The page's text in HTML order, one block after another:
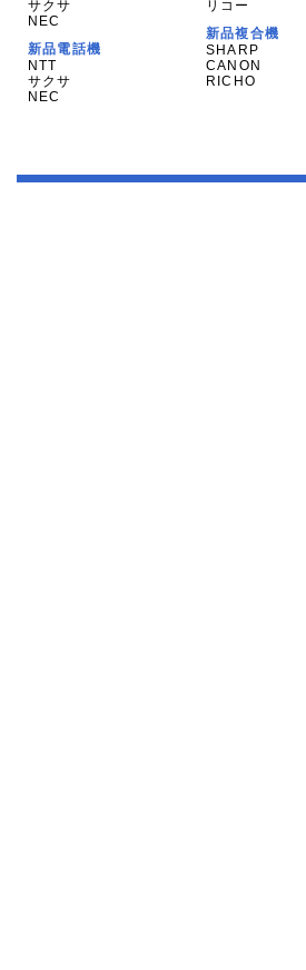
サクサ
NEC
新品電話機
NTT
サクサ
NEC
リコー
新品複合機
SHARP
CANON
RICHO